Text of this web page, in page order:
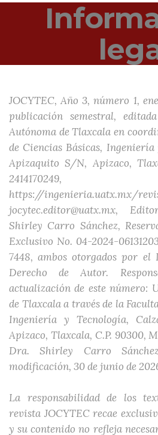
JOCYTEC, Año 3, número 1,
publicación semestral,
Autónoma de Tlaxcala en
de Ciencias Básicas,
Apizaquito S/N, Apizaco,
2414170249,
https://ingenieria.uatx.mx/
jocytec.editor@uatx.mx,
Shirley Carro Sánchez,
Exclusivo No. 04-2024-
7448, ambos otorgados por
Derecho de Autor.
actualización de este número:
de Tlaxcala a través de la
Ingeniería y Tecnología,
Apizaco, Tlaxcala, C.P. 90300,
Dra. Shirley Carro
modificación, 30 de junio de
La responsabilidad de los
revista JOCYTEC recae
y su contenido no refleja